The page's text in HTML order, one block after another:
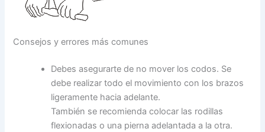
Consejos y errores más comunes
Debes asegurarte de no mover los codos. Se
debe realizar todo el movimiento con los brazos
ligeramente hacia adelante.
También se recomienda colocar las rodillas
flexionadas o una pierna adelantada a la otra.